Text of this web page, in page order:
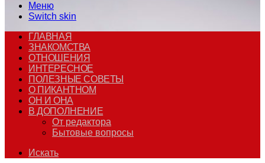
Меню
Switch skin
ГЛАВНАЯ
ЗНАКОМСТВА
ОТНОШЕНИЯ
ИНТЕРЕСНОЕ
ПОЛЕЗНЫЕ СОВЕТЫ
О ПИКАНТНОМ
ОН И ОНА
В ДОПОЛНЕНИЕ
От редактора
Бытовые вопросы
Искать